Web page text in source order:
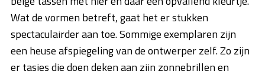
Wat de vormen betreft, gaat het er stukken
spectaculairder aan toe. Sommige exemplaren zijn
een heuse afspiegeling van de ontwerper zelf. Zo zijn
er tasjes die doen deken aan zijn zonnebrillen en